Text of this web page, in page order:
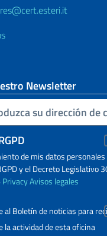
Newsletter
de mis datos personales
y el Decreto Legislativo
PrivacyAvisos legales
al Boletín de noticias para
la actividad de esta oficina